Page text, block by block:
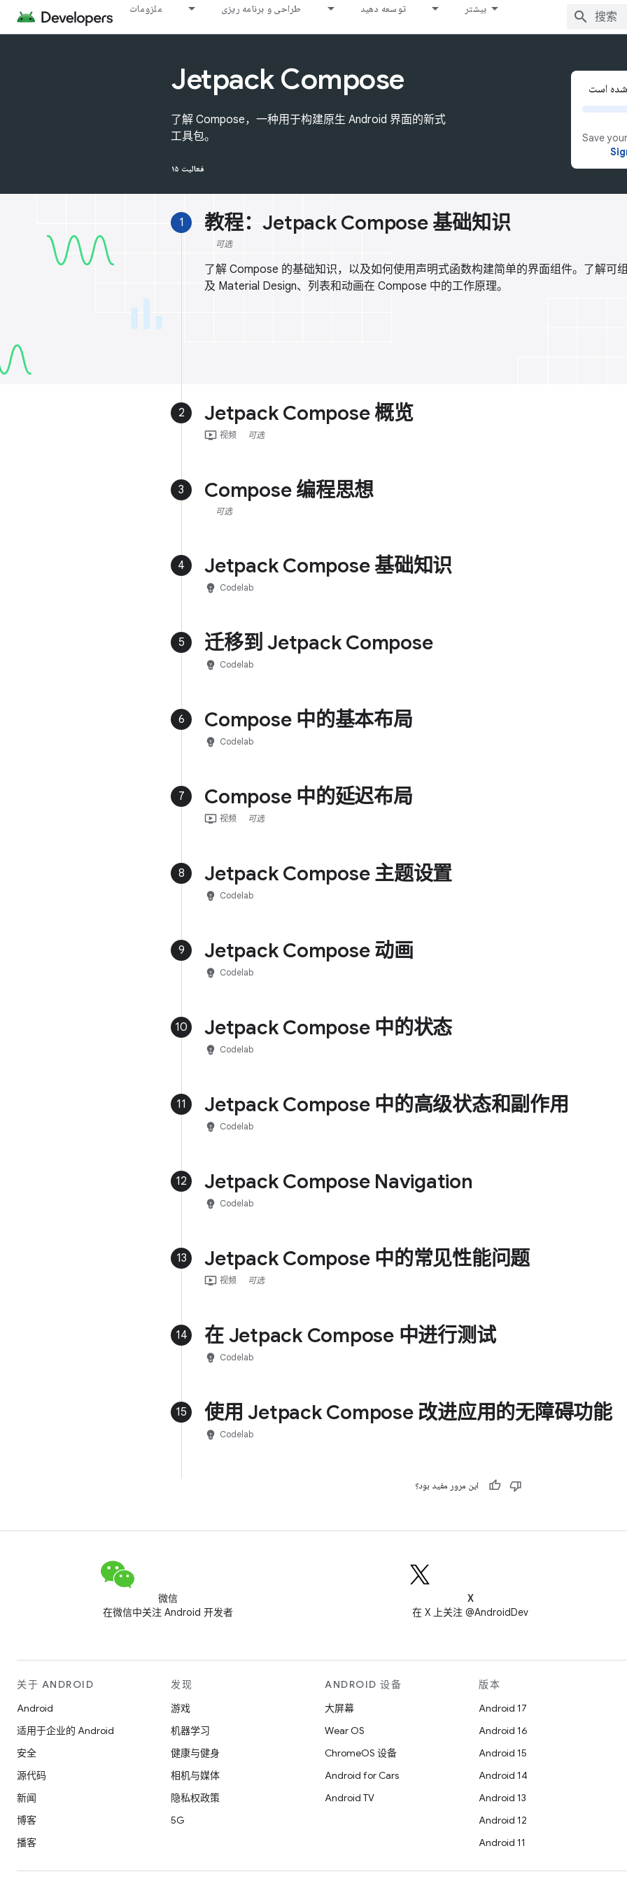
ملزومات طراحی و برنامه ریزی توسعه دهید بیشتر
Jetpack Compose
了解 Compose，一种用于构建原生 Android 界面的新式
工具包。
۱۵ فعالیت
Save
1 教程：Jetpack Compose 基础知识
可选
了解 Compose 的基础知识，以及如何使用声明式函数构建简单的界面组件。了解可
及 Material Design、列表和动画在 Compose 中的工作原理。
2 Jetpack Compose 概览
ondemand_video 视频 可选
3 Compose 编程思想
可选
4 Jetpack Compose 基础知识
emoji_objects Codelab
5 迁移到 Jetpack Compose
emoji_objects Codelab
6 Compose 中的基本布局
emoji_objects Codelab
7 Compose 中的延迟布局
ondemand_video 视频 可选
8 Jetpack Compose 主题设置
emoji_objects Codelab
9 Jetpack Compose 动画
emoji_objects Codelab
10 Jetpack Compose 中的状态
emoji_objects Codelab
11 Jetpack Compose 中的高级状态和副作用
emoji_objects Codelab
12 Jetpack Compose Navigation
emoji_objects Codelab
13 Jetpack Compose 中的常见性能问题
ondemand_video 视频 可选
14 在 Jetpack Compose 中进行测试
emoji_objects Codelab
15 使用 Jetpack Compose 改进应用的无障碍功能
emoji_objects Codelab
این مرور مفید بود؟
微信
在微信中关注 Android 开发者
X
在 X 上关注 @AndroidDev
关于 ANDROID
Android
适用于企业的 Android
安全
源代码
新闻
博客
播客
发现
游戏
机器学习
健康与健身
相机与媒体
隐私权政策
5G
ANDROID 设备
大屏幕
Wear OS
ChromeOS 设备
Android for Cars
Android TV
版本
Android 17
Android 16
Android 15
Android 14
Android 13
Android 12
Android 11